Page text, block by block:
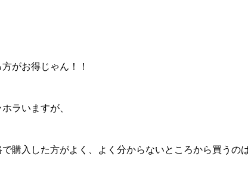
がお得じゃん！！
ラいますが、
購入した方がよく、よく分からないところから買うの